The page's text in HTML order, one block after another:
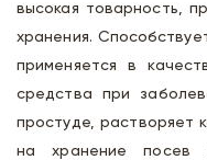
высокая товарность,
хранения.
применяется в
средства при
простуде, растворяет
на хранение посев